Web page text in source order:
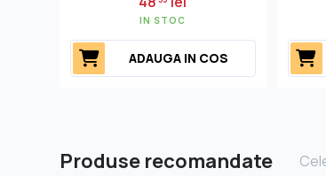
IN STOC
ADAUGA IN COS
Produse recomandate